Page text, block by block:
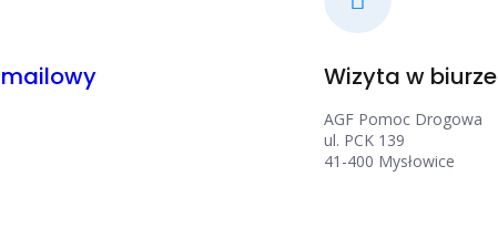
Wizyta w biurze
AGF Pomoc Drogowa
ul. PCK 139
41-400 Mysłowice